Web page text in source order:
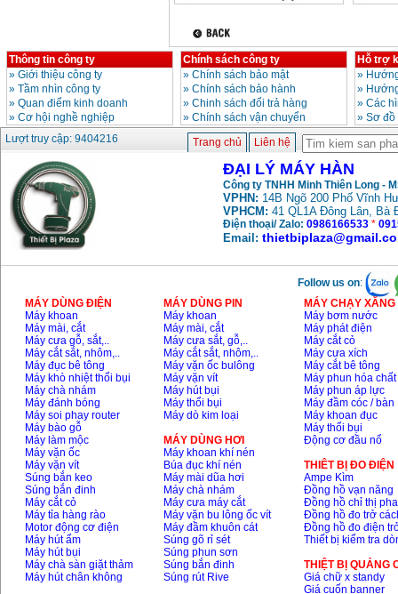
Thông tin công ty
» Giới thiệu công ty
» Tầm nhìn công ty
» Quan điểm kinh doanh
» Cơ hội nghề nghiệp
Chính sách công ty
» Chính sách bảo mật
» Chính sách bảo hành
» Chinh sách đổi trả hàng
» Chính sách vận chuyển
Hỗ trợ
»
»
» Các
» Sơ
Lượt truy cập: 9404216
Trang chủ Liên hệ
ĐẠI LÝ MÁY HÀN
Công ty TNHH Minh Thiên Long -
VPHN: 14B Ngõ 200 Phố Vĩnh
VPHCM: 41 QL1A Đông Lân, Bà
Điện thoại/ Zalo: 0986166533 *
Email:
Follow us on:
MÁY DÙNG ĐIỆN
Máy khoan
Máy mài, cắt
Máy cưa gỗ, sắt,..
Máy cắt sắt, nhôm,..
Máy đục bê tông
Máy khò nhiệt thổi bụi
Máy chà nhám
Máy đánh bóng
Máy soi phay router
Máy bào gỗ
Máy làm mộc
Máy vặn ốc
Máy vặn vít
Súng bắn keo
Súng bắn đinh
Máy cắt cỏ
Máy tỉa hàng rào
Motor động cơ điện
Máy hút ẩm
Máy hút bụi
Máy chà sàn giặt thảm
Máy hút chân không
MÁY DÙNG PIN
Máy khoan
Máy mài, cắt
Máy cưa sắt, gỗ,..
Máy cắt sắt, nhôm,..
Máy vặn ốc bulông
Máy vặn vít
Máy hút bụi
Máy thổi bụi
Máy dò kim loại
MÁY DÙNG HƠI
Máy khoan khí nén
Búa đục khí nén
Máy mài dũa hơi
Máy chà nhám
Máy cưa máy cắt
Máy vặn bu lông ốc vít
Máy đầm khuôn cát
Súng gõ rỉ sét
Súng phun sơn
Súng bắn đinh
Súng rút Rive
MÁY CHẠY
Máy bơm nước
Máy phát điện
Máy cắt cỏ
Máy cưa xích
Máy cắt bê tông
Máy phun hóa chất
Máy phun áp lực
Máy đầm cóc / bàn
Máy khoan đục
Máy thổi bụi
Động cơ đầu nổ
THIÊT BỊ ĐO ĐIỆN
Ampe Kìm
Đồng hồ vạn năng
Đồng hồ chỉ thị pha
Đồng hồ đo trở
Đồng hồ đo điện
Thiết bị kiểm tra
THIỆT BỊ QUẢNG
Giá chữ x standy
Giá cuốn banner